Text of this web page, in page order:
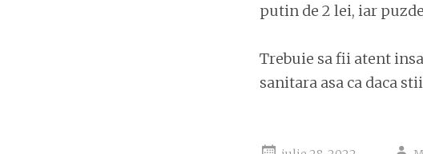
putin de 2 lei, iar
Trebuie sa fii atent
sanitara asa ca daca